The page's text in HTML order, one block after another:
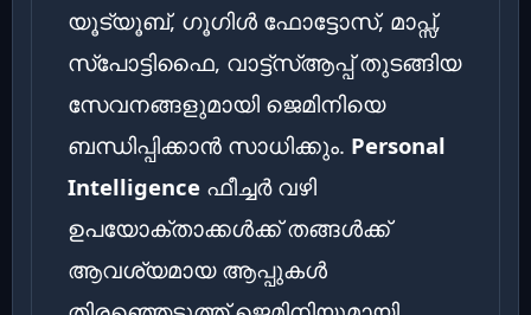
യൂട്യൂബ്, ഗൂഗിൾ ഫോട്ടോസ്, മാപ്സ്,
സ്പോട്ടിഫൈ, വാട്ട്‌സ്ആപ്പ് തുടങ്ങിയ
സേവനങ്ങളുമായി ജെമിനിയെ
ബന്ധിപ്പിക്കാൻ സാധിക്കും. Personal
Intelligence ഫീച്ചർ വഴി
ഉപയോക്താക്കൾക്ക് തങ്ങൾക്ക്
ആവശ്യമായ ആപ്പുകൾ